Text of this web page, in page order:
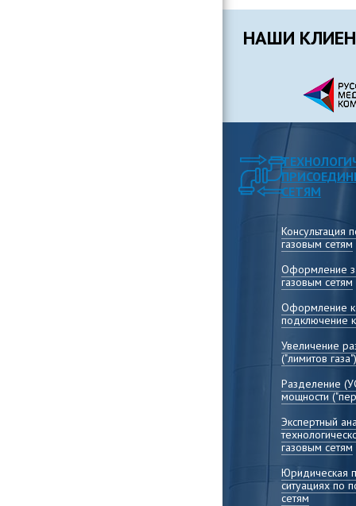
НАШИ
СЕТЯМ
Консультация
газовым сетям
Оформление
газовым сетям
Оформление
подключение
Увеличение
("лимитов газа")
Разделение
мощности
Экспертный
газовым сетям
Юридическая
ситуациях по
сетям